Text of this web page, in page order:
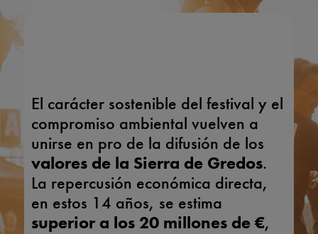
El carácter sostenible del festival y el
compromiso ambiental vuelven a
unirse en pro de la difusión de los
valores de la Sierra de Gredos.
La repercusión económica directa,
en estos 14 años, se estima
superior a los 20 millones de €,